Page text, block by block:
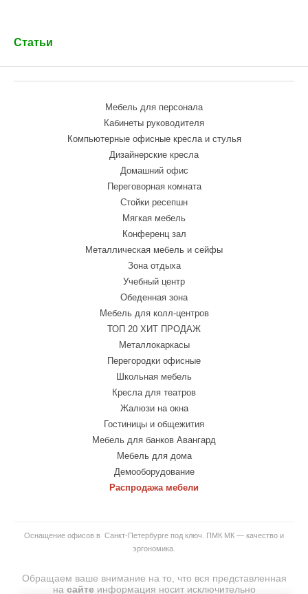
Статьи
Мебель для персонала
Кабинеты руководителя
Компьютерные офисные кресла и стулья
Дизайнерские кресла
Домашний офис
Переговорная комната
Стойки ресепшн
Мягкая мебель
Конференц зал
Металлическая мебель и сейфы
Зона отдыха
Учебный центр
Обеденная зона
Мебель для колл-центров
ТОП 20 ХИТ ПРОДАЖ
Металлокаркасы
Перегородки офисные
Школьная мебель
Кресла для театров
Жалюзи на окна
Гостиницы и общежития
Мебель для банков Авангард
Мебель для дома
Демооборудование
Распродажа мебели
Оснащение офисов в Санкт-Петербурге под ключ. ПМК МК — качество и
эргономика.
Обращаем ваше внимание на то, что вся представленная
на сайтеинформация носит исключительно